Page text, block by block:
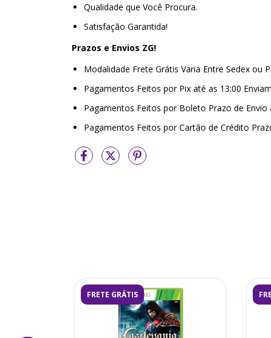
Qualidade que Você Procura.
Satisfação Garantida!
Prazos e Envios ZG!
Modalidade Frete Grátis Varia Entre Sedex ou
Pagamentos Feitos por Pix até as 13:00
Pagamentos Feitos por Boleto Prazo de
Pagamentos Feitos por Cartão de Crédito
FRETE GRÁTIS